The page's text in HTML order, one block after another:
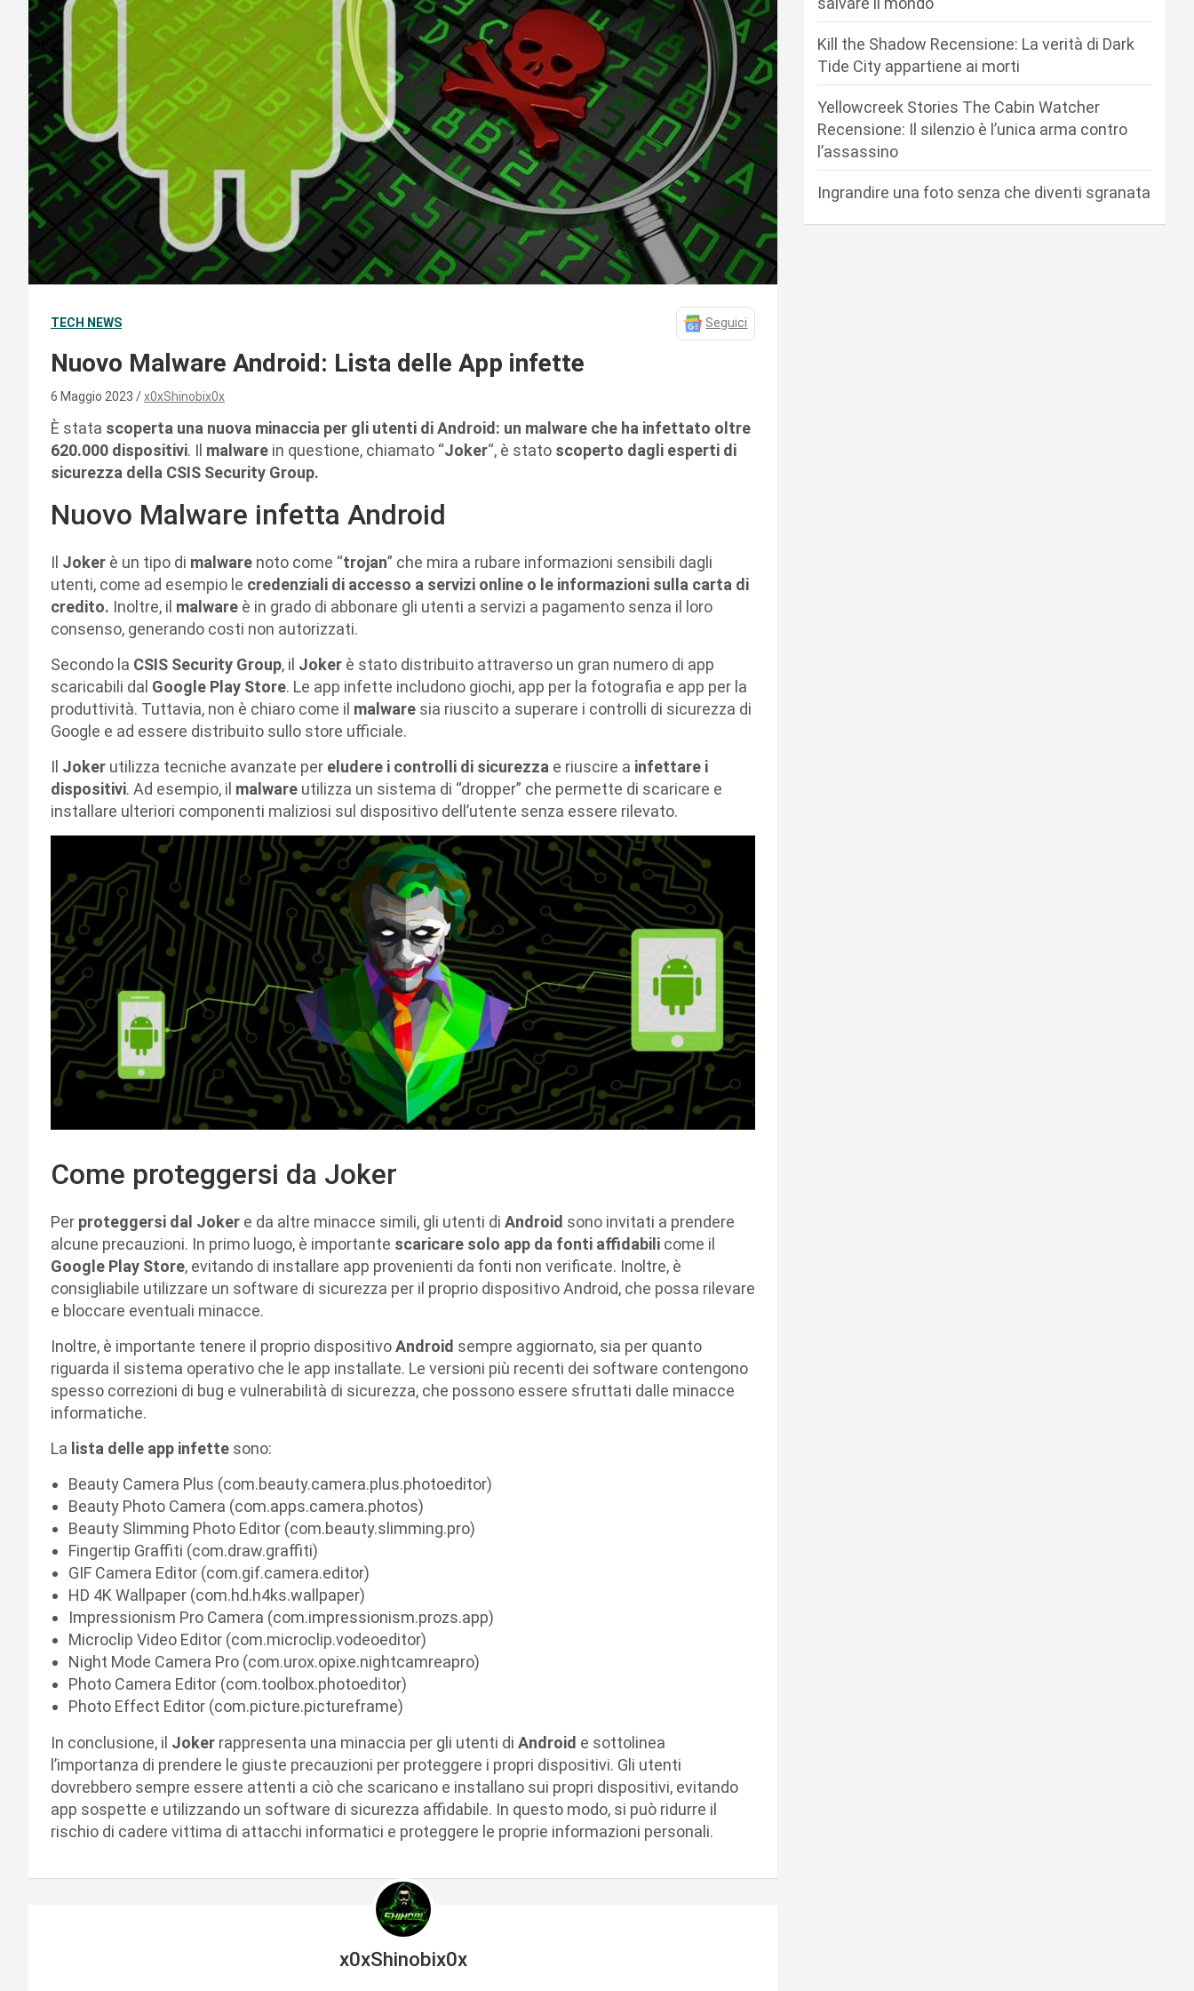
TECH NEWS Seguici
Nuovo Malware Android: Lista delle App infette
6 Maggio 2023 x0xShinobix0x
È stata scoperta una nuova minaccia per gli utenti di Android: un malware che ha infettato oltre
620.000 dispositivi. Il malware in questione, chiamato “Joker“, è stato scoperto dagli esperti di
sicurezza della CSIS Security Group.
Nuovo Malware infetta Android
Il Joker è un tipo di malware noto come “trojan” che mira a rubare informazioni sensibili dagli
utenti, come ad esempio le credenziali di accesso a servizi online o le informazioni sulla carta di
credito. Inoltre, il malware è in grado di abbonare gli utenti a servizi a pagamento senza il loro
consenso, generando costi non autorizzati.
Secondo la CSIS Security Group, il Joker è stato distribuito attraverso un gran numero di app
scaricabili dal Google Play Store. Le app infette includono giochi, app per la fotografia e app per la
produttività. Tuttavia, non è chiaro come il malware sia riuscito a superare i controlli di sicurezza di
Google e ad essere distribuito sullo store ufficiale.
Il Joker utilizza tecniche avanzate per eludere i controlli di sicurezza e riuscire a infettare i
dispositivi. Ad esempio, il malware utilizza un sistema di “dropper” che permette di scaricare e
installare ulteriori componenti maliziosi sul dispositivo dell’utente senza essere rilevato.
Come proteggersi da Joker
Per proteggersi dal Joker e da altre minacce simili, gli utenti di Android sono invitati a prendere
alcune precauzioni. In primo luogo, è importante scaricare solo app da fonti affidabili come il
Google Play Store, evitando di installare app provenienti da fonti non verificate. Inoltre, è
consigliabile utilizzare un software di sicurezza per il proprio dispositivo Android, che possa rilevare
e bloccare eventuali minacce.
Inoltre, è importante tenere il proprio dispositivoAndroid sempre aggiornato, sia per quanto
riguarda il sistema operativo che le app installate. Le versioni più recenti dei software contengono
spesso correzioni di bug e vulnerabilità di sicurezza, che possono essere sfruttati dalle minacce
informatiche.
La lista delle app infette sono:
Beauty Camera Plus (com.beauty.camera.plus.photoeditor)
Beauty Photo Camera (com.apps.camera.photos)
Beauty Slimming Photo Editor (com.beauty.slimming.pro)
Fingertip Graffiti (com.draw.graffiti)
GIF Camera Editor (com.gif.camera.editor)
HD 4K Wallpaper (com.hd.h4ks.wallpaper)
Impressionism Pro Camera (com.impressionism.prozs.app)
Microclip Video Editor (com.microclip.vodeoeditor)
Night Mode Camera Pro (com.urox.opixe.nightcamreapro)
Photo Camera Editor (com.toolbox.photoeditor)
Photo Effect Editor (com.picture.pictureframe)
In conclusione, il Joker rappresenta una minaccia per gli utenti di Android e sottolinea
l’importanza di prendere le giuste precauzioni per proteggere i propri dispositivi. Gli utenti
dovrebbero sempre essere attenti a ciò che scaricano e installano sui propri dispositivi, evitando
app sospette e utilizzando un software di sicurezza affidabile. In questo modo, si può ridurre il
rischio di cadere vittima di attacchi informatici e proteggere le proprie informazioni personali.
x0xShinobix0x
Kill the Shadow Recensione: La verità di Dark
Tide City appartiene ai morti
Yellowcreek Stories The Cabin Watcher
Recensione: Il silenzio è l’unica arma contro
l’assassino
Ingrandire una foto senza che diventi sgranata